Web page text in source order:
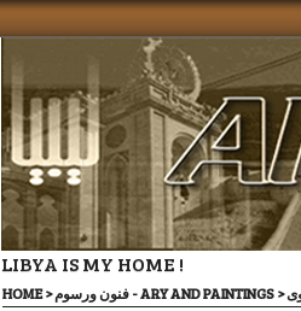
LIBYA IS MY HOME !
HOME> فنون ورسوم - ARY AND PAINTINGS>